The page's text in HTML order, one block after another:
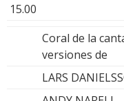
15.00
Coral de la
versiones de
LARS